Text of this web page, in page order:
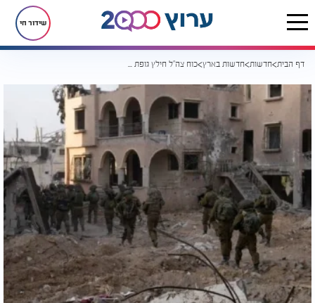
שידור חי
דף הבית חדשות חדשות בארץ כוח צה"ל חילץ גופת חטופה מלב עזה